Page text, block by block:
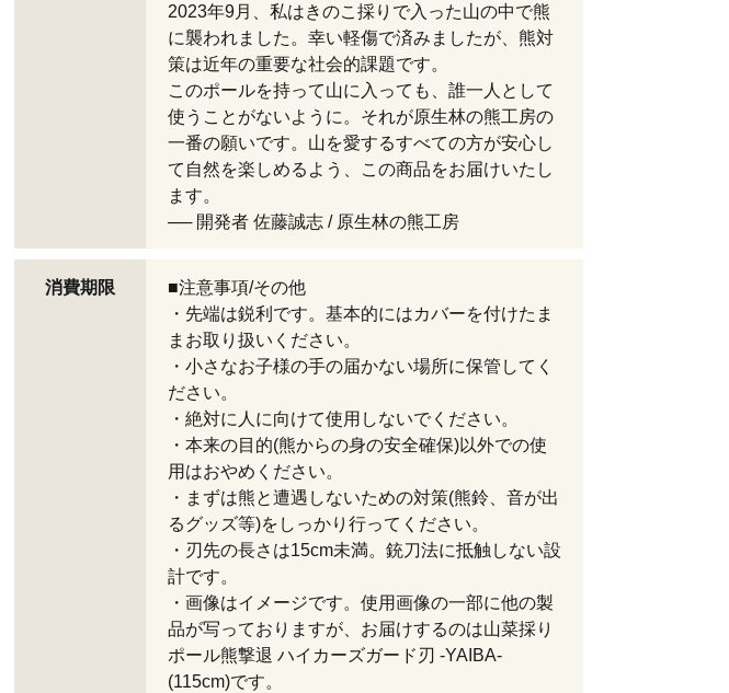
2023年9月、私はきのこ採りで入った山の中で熊
に襲われました。幸い軽傷で済みましたが、熊対
策は近年の重要な社会的課題です。
このポールを持って山に入っても、誰一人として
使うことがないように。それが原生林の熊工房の
一番の願いです。山を愛するすべての方が安心し
て自然を楽しめるよう、この商品をお届けいたし
ます。
── 開発者 佐藤誠志 / 原生林の熊工房
消費期限
■注意事項/その他
・先端は鋭利です。基本的にはカバーを付けたま
まお取り扱いください。
・小さなお子様の手の届かない場所に保管してく
ださい。
・絶対に人に向けて使用しないでください。
・本来の目的(熊からの身の安全確保)以外での使
用はおやめください。
・まずは熊と遭遇しないための対策(熊鈴、音が出
るグッズ等)をしっかり行ってください。
・刃先の長さは15cm未満。銃刀法に抵触しない設
計です。
・画像はイメージです。使用画像の一部に他の製
品が写っておりますが、お届けするのは山菜採り
ポール熊撃退 ハイカーズガード刃 -YAIBA-
(115cm)です。